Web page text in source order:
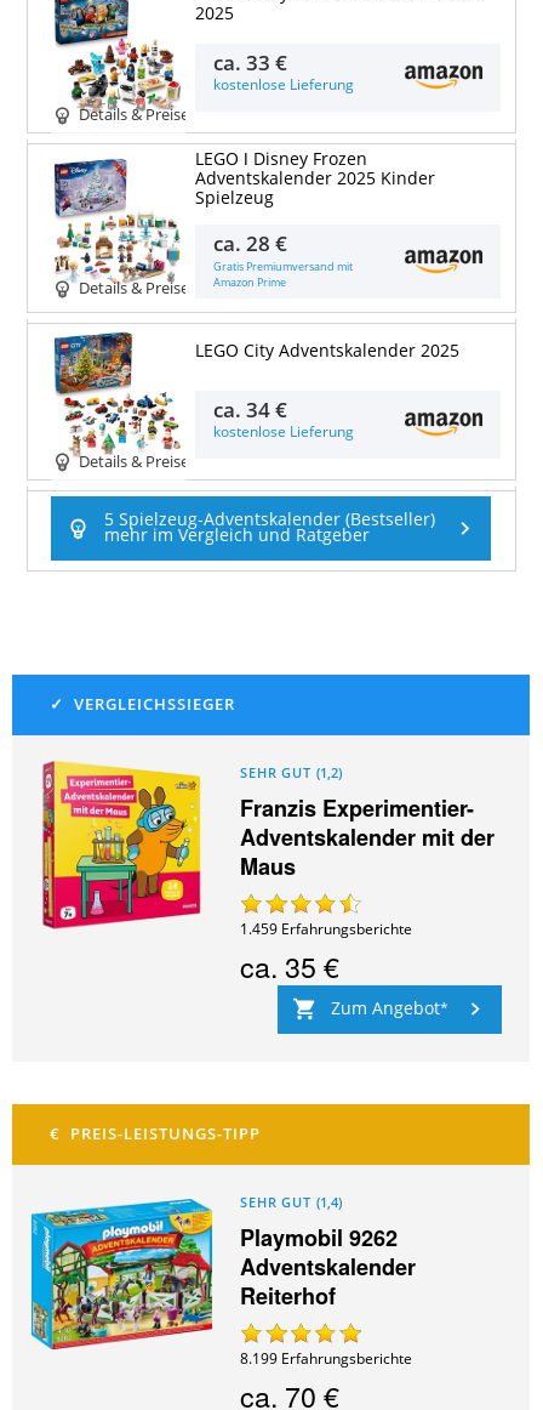
Details & Preise
2025
ca.33 €
kostenlose Lieferung
Details & Preise
LEGO ǀ Disney Frozen
Adventskalender 2025 Kinder
Spielzeug
ca.28 €
Gratis Premiumversand mit
Amazon Prime
Details & Preise
LEGO City Adventskalender 2025
ca.34 €
kostenlose Lieferung
5 Spielzeug-Adventskalender (Bestseller)
mehr im Vergleich und Ratgeber
SEHR GUT (1,2)
Franzis Experimentier-
Adventskalender mit der
Maus
1.459 Erfahrungsberichte
ca.35 €
Zum Angebot
SEHR GUT (1,4)
Playmobil 9262
Adventskalender
Reiterhof
8.199 Erfahrungsberichte
ca. 70 €